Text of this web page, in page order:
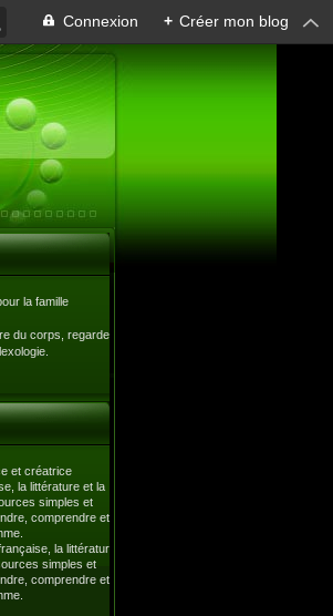
Connexion + Créer mon blog
la famille
du corps, regardez-
et créatrice
la littérature
simples et
comprendre et